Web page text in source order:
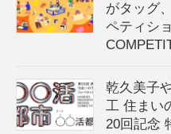
がタッグ
ペティシ
乾久美子
工 住まい
20回記念